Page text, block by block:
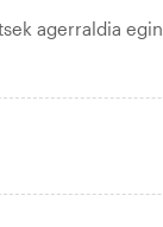
agerraldia